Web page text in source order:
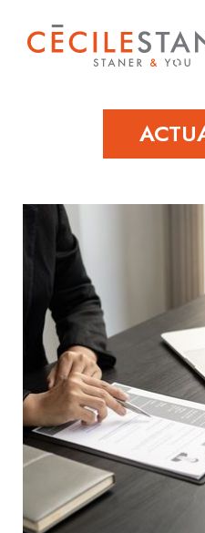
2023 : COMMENT
DIAGNOSTIC DE
TRAVAIL À UNE
DURABLE ?